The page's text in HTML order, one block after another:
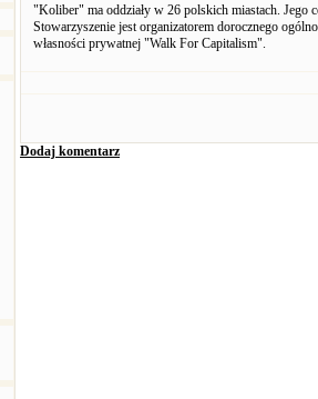
"Koliber" ma oddziały w 26 polskich miastach. Jego
Stowarzyszenie jest organizatorem dorocznego
własności prywatnej "Walk For Capitalism".
Dodaj komentarz